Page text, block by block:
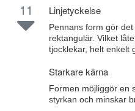
11 Linjetyckelse
Pennans form gör
rektangulär. Vilket
tjocklekar, helt enkelt
Starkare kärna
Formen möjliggör en
styrkan och minskar